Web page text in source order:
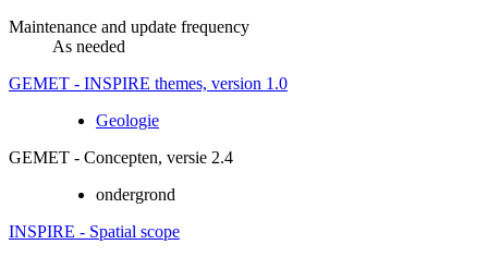
Maintenance and update frequency
As needed
GEMET - INSPIRE themes, version 1.0
Geologie
GEMET - Concepten, versie 2.4
ondergrond
INSPIRE - Spatial scope